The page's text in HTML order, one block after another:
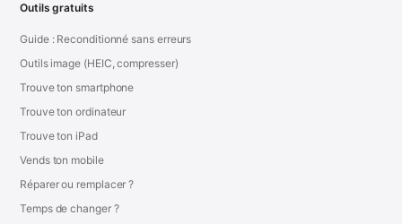
Outils gratuits
Guide : Reconditionné sans erreurs
Outils image (HEIC, compresser)
Trouve ton smartphone
Trouve ton ordinateur
Trouve ton iPad
Vends ton mobile
Réparer ou remplacer ?
Temps de changer ?